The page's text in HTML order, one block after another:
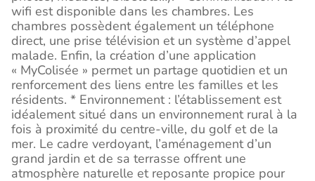
wifi est disponible dans les chambres. Les
chambres possèdent également un téléphone
direct, une prise télévision et un système d’appel
malade. Enfin, la création d’une application
« MyColisée » permet un partage quotidien et un
renforcement des liens entre les familles et les
résidents. * Environnement : l’établissement est
idéalement situé dans un environnement rural à la
fois à proximité du centre-ville, du golf et de la
mer. Le cadre verdoyant, l’aménagement d’un
grand jardin et de sa terrasse offrent une
atmosphère naturelle et reposante propice pour